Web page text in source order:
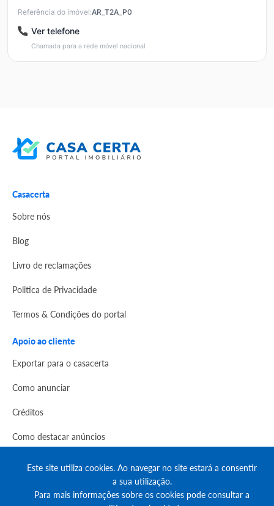
Referência do imóvel:AR_T2A_P0
Ver telefone
Chamada para a rede móvel nacional
Casacerta
Sobre nós
Blog
Livro de reclamações
Politica de Privacidade
Termos & Condições do portal
Apoio ao cliente
Exportar para o casacerta
Como anunciar
Créditos
Como destacar anúncios
Este site utiliza cookies. Ao navegar no site estará a consentir
a sua utilização.
Para mais informações sobre os cookies pode consultar a